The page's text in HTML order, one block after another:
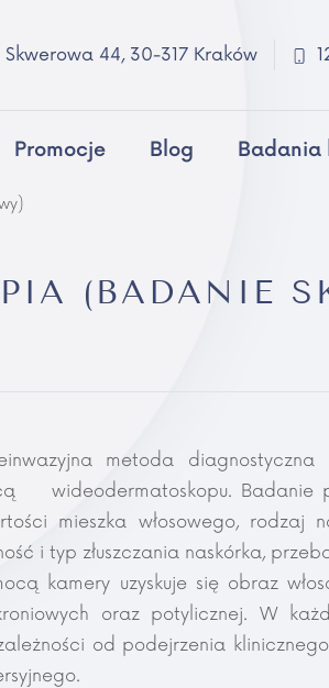
Skwerowa 44, 30-317 Kraków
Promocje Blog Badania
(BADANIE
metoda
wideodermatoskopu. Badanie
mieszka włosowego, rodzaj
i typ złuszczania naskórka,
kamery uzyskuje się obraz
oraz potylicznej. W
od podejrzenia